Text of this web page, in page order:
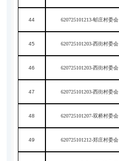
44 620725101213-郇庄村委会
45 620725101203-西街村委会
46 620725101203-西街村委会
47 620725101203-西街村委会
48 620725101207-双桥村委会
49 620725101212-郑庄村委会